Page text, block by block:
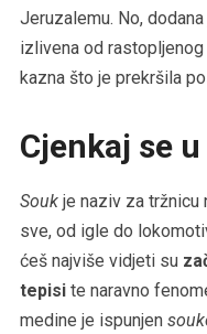
Jeruzalemu. No,
izlivena od
kazna što je prekršila
Cjenkaj se u
Soukje naziv za tržnicu
sve, od igle do
ćeš najviše vidjeti su
tepisite naravno
medine je ispunjen